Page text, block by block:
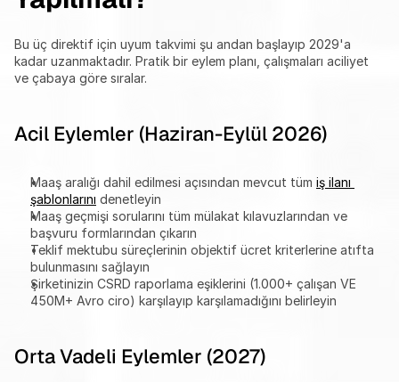
Bu üç direktif için uyum takvimi şu andan başlayıp 2029'a
kadar uzanmaktadır. Pratik bir eylem planı, çalışmaları aciliyet
ve çabaya göre sıralar.
Acil Eylemler (Haziran-Eylül 2026)
Maaş aralığı dahil edilmesi açısından mevcut tüm iş ilanı
şablonlarını denetleyin
Maaş geçmişi sorularını tüm mülakat kılavuzlarından ve
başvuru formlarından çıkarın
Teklif mektubu süreçlerinin objektif ücret kriterlerine atıfta
bulunmasını sağlayın
Şirketinizin CSRD raporlama eşiklerini (1.000+ çalışan VE
450M+ Avro ciro) karşılayıp karşılamadığını belirleyin
Orta Vadeli Eylemler (2027)